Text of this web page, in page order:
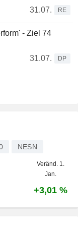
31.07.
RE
- Ziel 74
31.07.
DP
NESN
Veränd. 1.
Jan.
+3,01 %